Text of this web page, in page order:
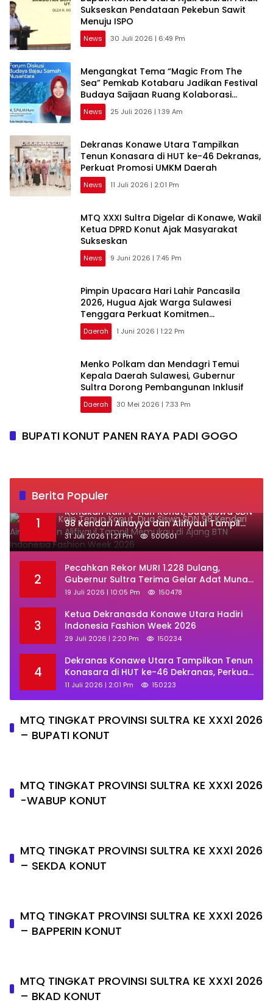
Sukseskan Pendataan Pekebun Sawit
Menuju ISPO
News 30 Juli 2026 | 6:49 Pm
Mengangkat Tema “Magic From The
Sea” Pemkab Kotabaru Jadikan Festival
Budaya Saijaan Ruang Kolaborasi
Pelestarian Budaya Bajau
News 25 Juli 2026 | 1:39 Am
Dekranas Konawe Utara Tampilkan
Tenun Konasara di HUT ke-46 Dekranas,
Perkuat Promosi UMKM Daerah
News 11 Juli 2026 | 2:01 Pm
MTQ XXXI Sultra Digelar di Konawe, Wakil
Ketua DPRD Konut Ajak Masyarakat
Sukseskan
News 9 Juni 2026 | 7:45 Pm
Pimpin Upacara Hari Lahir Pancasila
2026, Hugua Ajak Warga Sulawesi
Tenggara Perkuat Komitmen
Kebangsaan
Daerah 1 Juni 2026 | 1:22 Pm
Menko Polkam dan Mendagri Temui
Kepala Daerah Sulawesi, Gubernur
Sultra Dorong Pembangunan Inklusif
Daerah 30 Mei 2026 | 7:33 Pm
BUPATI KONUT PANEN RAYA PADI GOGO
Berita Populer
1
‎Kenakan Kain Tenun Konut, Dua Siswa SDN
98 Kendari Ainayya dan Alifiyaul Tampil
Memukau di Ajang BTN Indonesia Fashion
Week 2026
31 Juli 2026 | 1:21 Pm 500501
2
Pecahkan Rekor MURI 1.228 Dulang,
Gubernur Sultra Terima Gelar Adat Muna
dan Ajak KKMM Bersinergi
19 Juli 2026 | 10:05 Pm 150478
3
Ketua Dekranasda Konawe Utara Hadiri
Indonesia Fashion Week 2026
29 Juli 2026 | 2:20 Pm 150234
4
Dekranas Konawe Utara Tampilkan Tenun
Konasara di HUT ke-46 Dekranas, Perkuat
Promosi UMKM Daerah
11 Juli 2026 | 2:01 Pm 150223
MTQ TINGKAT PROVINSI SULTRA KE XXXl 2026
– BUPATI KONUT
MTQ TINGKAT PROVINSI SULTRA KE XXXl 2026
-WABUP KONUT
MTQ TINGKAT PROVINSI SULTRA KE XXXl 2026
– SEKDA KONUT
MTQ TINGKAT PROVINSI SULTRA KE XXXl 2026
– BAPPERIN KONUT
MTQ TINGKAT PROVINSI SULTRA KE XXXl 2026
– BKAD KONUT